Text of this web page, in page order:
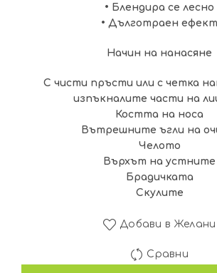
• Блендира се лесно
• Дълготраен ефект
Начин на нанасяне
С чисти пръсти или с четка
изпъкналите части на
Костта на носа
Вътрешните ъгли на
Челото
Върхът на устните
Брадичката
Скулите
Добави в Желани
Сравни